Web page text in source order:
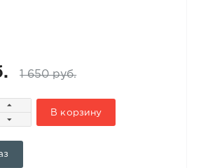
1 650 руб.
В корзину